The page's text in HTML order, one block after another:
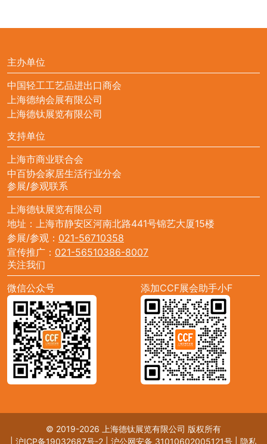
主办单位
中国轻工工艺品进出口商会
上海德纳会展有限公司
上海德钛展览有限公司
支持单位
上海市商业联合会
中百协会家居生活行业分会
参展/参观联系
上海德钛展览有限公司
地址：上海市静安区河南北路441号锦艺大厦15楼
参展/参观： 021-56710358
宣传推广： 021-56510386-8007
关注我们
微信公众号
添加CCF展会助手小F
© 2019-2026 上海德钛展览有限公司 版权所有
沪ICP备19032687号-2 沪公网安备 31010602005121号 隐私